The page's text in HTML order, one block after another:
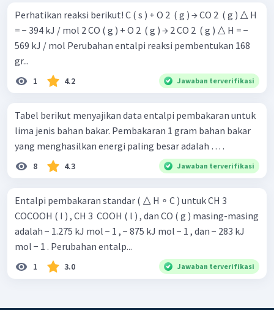
Perhatikan reaksi berikut! C ( s ) + O 2 ​ ( g ) → CO 2 ​ ( g ) △ H
= − 394 kJ / mol 2 CO ( g ) + O 2 ​ ( g ) → 2 CO 2 ​ ( g ) △ H = −
569 kJ / mol Perubahan entalpi reaksi pembentukan 168
gr...
1 4.2 Jawaban terverifikasi
Tabel berikut menyajikan data entalpi pembakaran untuk
lima jenis bahan bakar. Pembakaran 1 gram bahan bakar
yang menghasilkan energi paling besar adalah … .
8 4.3 Jawaban terverifikasi
Entalpi pembakaran standar ( △ H ∘ C ) untuk CH 3 ​
COCOOH ( I ) , CH 3 ​ COOH ( l ) , dan CO ( g ) masing-masing
adalah − 1.275 kJ mol − 1 , − 875 kJ mol − 1 , dan − 283 kJ
mol − 1 . Perubahan entalp...
1 3.0 Jawaban terverifikasi